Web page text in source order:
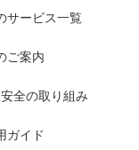
サービス一覧
ご案内
全の取り組み
ガイド